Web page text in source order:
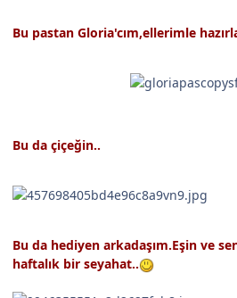
Bu pastan Gloria'cım,ellerimle
Bu da çiçeğin..
Bu da hediyen arkadaşım.Eşin ve
haftalık bir seyahat..